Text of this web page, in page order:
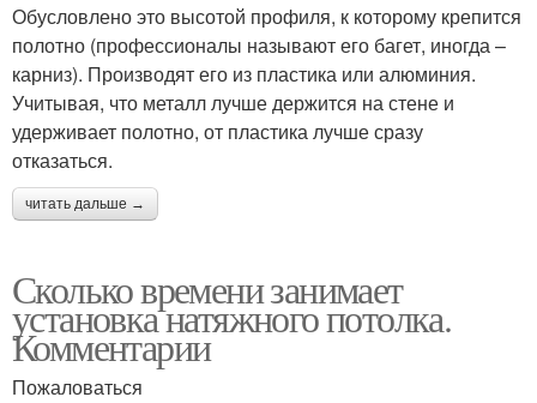
Обусловлено это высотой профиля, к которому крепится
полотно (профессионалы называют его багет, иногда –
карниз). Производят его из пластика или алюминия.
Учитывая, что металл лучше держится на стене и
удерживает полотно, от пластика лучше сразу
отказаться.
читать дальше →
Сколько времени занимает
установка натяжного потолка.
Комментарии
Пожаловаться